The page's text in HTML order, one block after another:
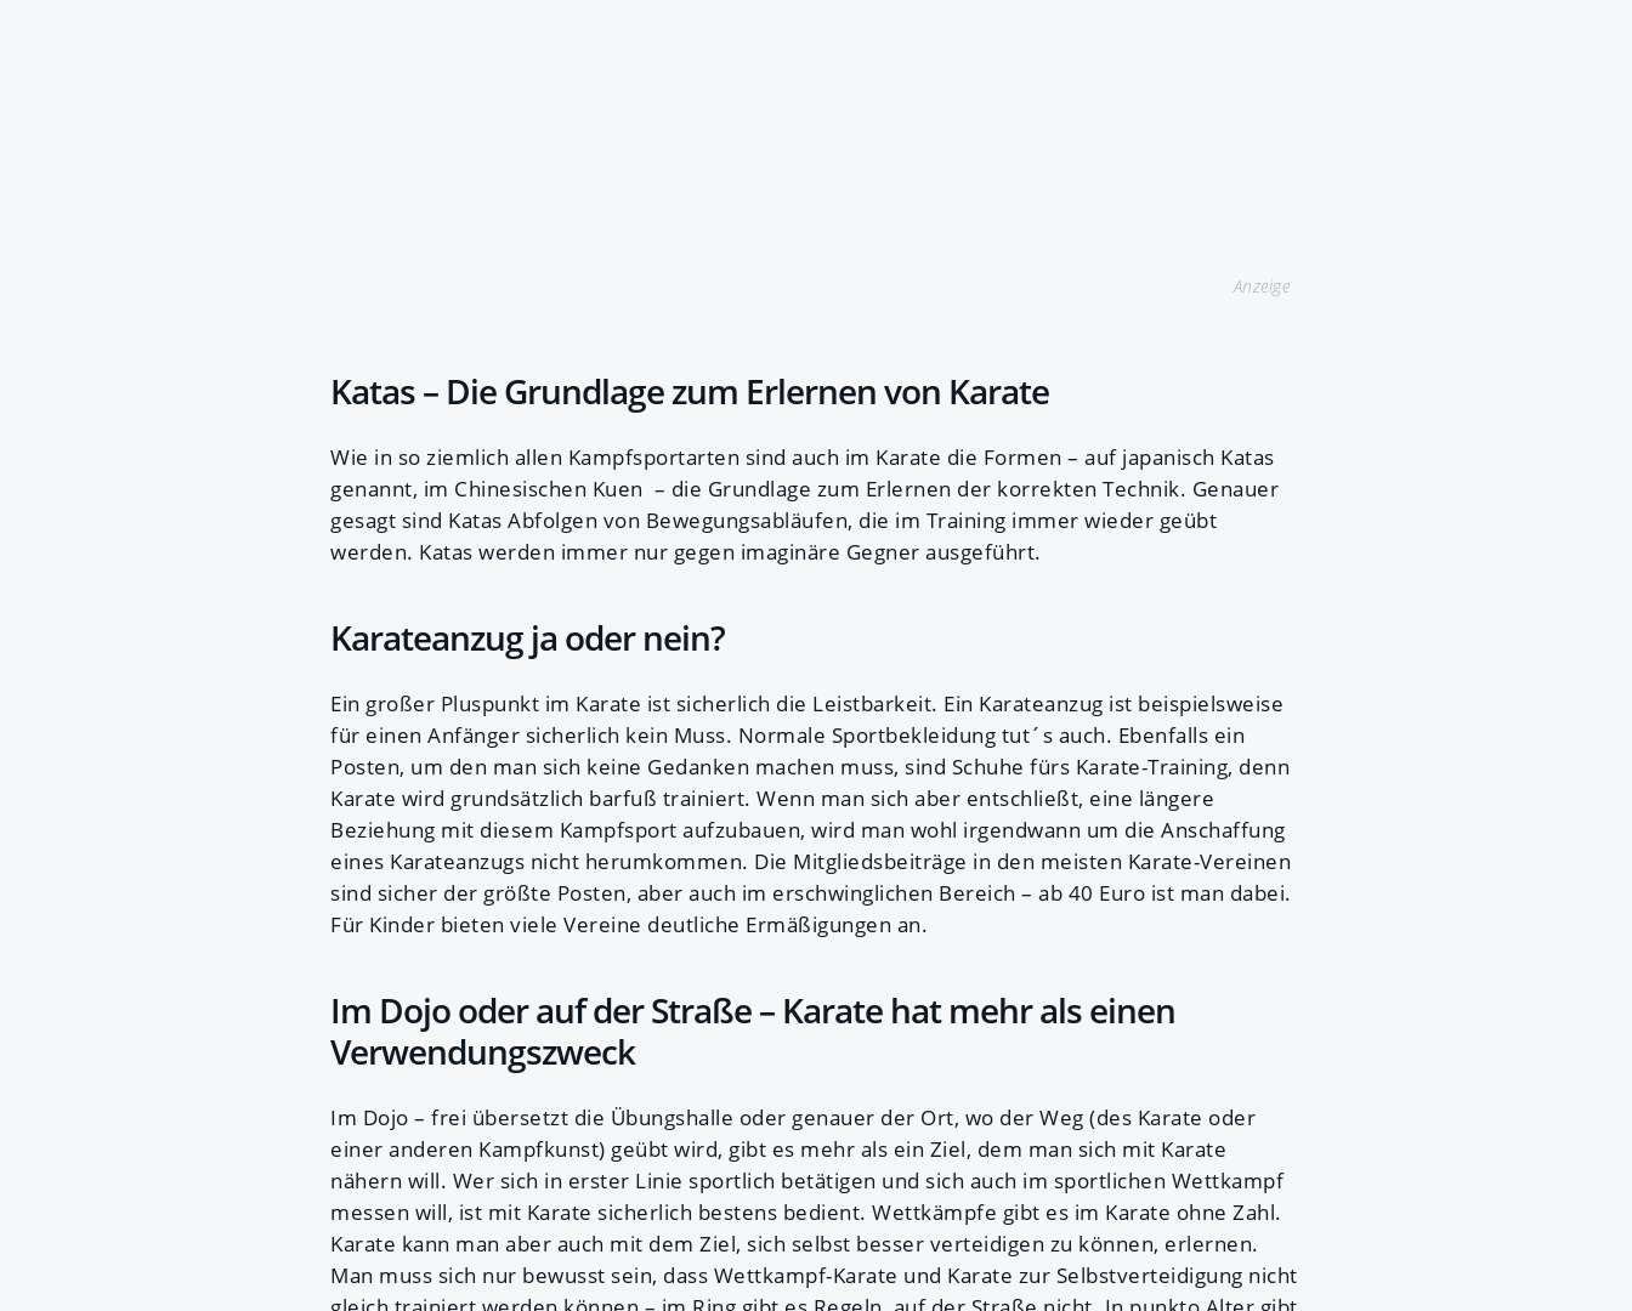
Anzeige
Katas – Die Grundlage zum Erlernen von Karate
Wie in so ziemlich allen Kampfsportarten sind auch im Karate die Formen – auf japanisch Katas
genannt, im Chinesischen Kuen – die Grundlage zum Erlernen der korrekten Technik. Genauer
gesagt sind Katas Abfolgen von Bewegungsabläufen, die im Training immer wieder geübt
werden. Katas werden immer nur gegen imaginäre Gegner ausgeführt.
Karateanzug ja oder nein?
Ein großer Pluspunkt im Karate ist sicherlich die Leistbarkeit. Ein Karateanzug ist beispielsweise
für einen Anfänger sicherlich kein Muss. Normale Sportbekleidung tut´s auch. Ebenfalls ein
Posten, um den man sich keine Gedanken machen muss, sind Schuhe fürs Karate-Training, denn
Karate wird grundsätzlich barfuß trainiert. Wenn man sich aber entschließt, eine längere
Beziehung mit diesem Kampfsport aufzubauen, wird man wohl irgendwann um die Anschaffung
eines Karateanzugs nicht herumkommen. Die Mitgliedsbeiträge in den meisten Karate-Vereinen
sind sicher der größte Posten, aber auch im erschwinglichen Bereich – ab 40 Euro ist man dabei.
Für Kinder bieten viele Vereine deutliche Ermäßigungen an.
Im Dojo oder auf der Straße – Karate hat mehr als einen
Verwendungszweck
Im Dojo – frei übersetzt die Übungshalle oder genauer der Ort, wo der Weg (des Karate oder
einer anderen Kampfkunst) geübt wird, gibt es mehr als ein Ziel, dem man sich mit Karate
nähern will. Wer sich in erster Linie sportlich betätigen und sich auch im sportlichen Wettkampf
messen will, ist mit Karate sicherlich bestens bedient. Wettkämpfe gibt es im Karate ohne Zahl.
Karate kann man aber auch mit dem Ziel, sich selbst besser verteidigen zu können, erlernen.
Man muss sich nur bewusst sein, dass Wettkampf-Karate und Karate zur Selbstverteidigung nicht